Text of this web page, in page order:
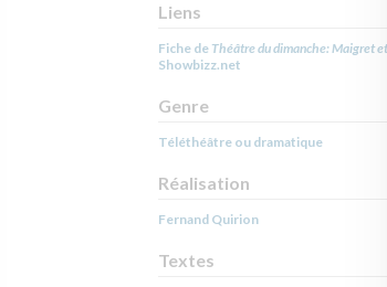
Liens
Fiche de Théâtre du dimanche: Maigret
Showbizz.net
Genre
Téléthéâtre ou dramatique
Réalisation
Fernand Quirion
Textes